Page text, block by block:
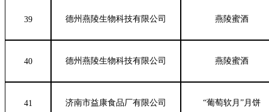
39 德州燕陵生物科技有限公司 燕陵蜜酒
40 德州燕陵生物科技有限公司 燕陵蜜酒
41 济南市益康食品厂有限公司 “葡萄软月”月饼